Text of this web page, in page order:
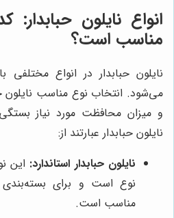
انواع نایلون
مناسب است؟
نایلون حبابدار در انواع مختلفی
می‌شود. انتخاب نوع مناسب نایلون
و میزان محافظت مورد نیاز
نایلون حبابدار عبارتند از:
نایلون حبابدار استاندارد: این
نوع است و برای بسته‌بندی
مناسب است.